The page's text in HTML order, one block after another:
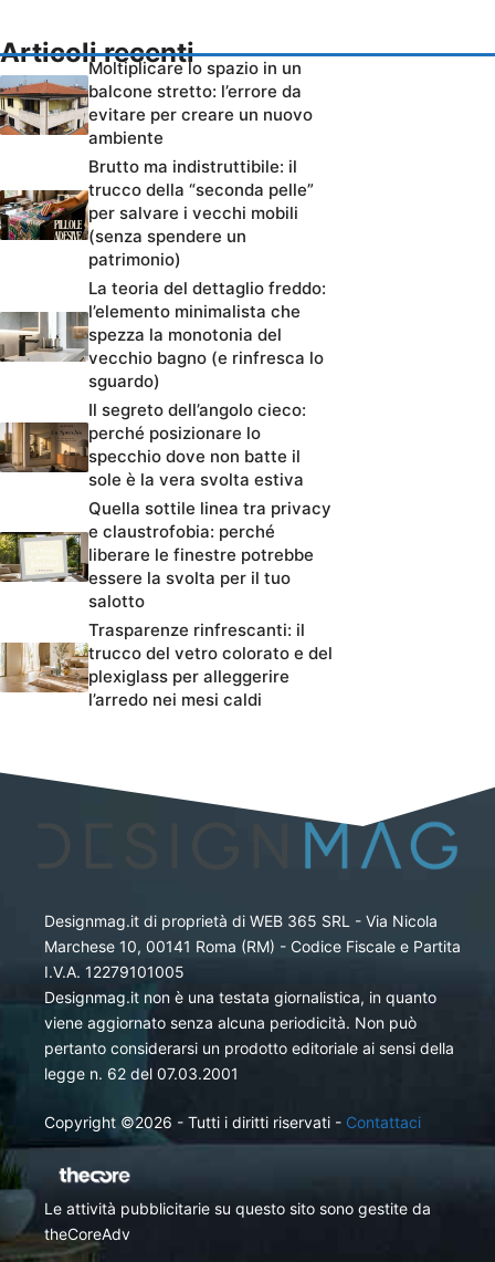
Articoli recenti
Moltiplicare lo spazio in un
balcone stretto: l’errore da
evitare per creare un nuovo
ambiente
Brutto ma indistruttibile: il
trucco della “seconda pelle”
per salvare i vecchi mobili
(senza spendere un
patrimonio)
La teoria del dettaglio freddo:
l’elemento minimalista che
spezza la monotonia del
vecchio bagno (e rinfresca lo
sguardo)
Il segreto dell’angolo cieco:
perché posizionare lo
specchio dove non batte il
sole è la vera svolta estiva
Quella sottile linea tra privacy
e claustrofobia: perché
liberare le finestre potrebbe
essere la svolta per il tuo
salotto
Trasparenze rinfrescanti: il
trucco del vetro colorato e del
plexiglass per alleggerire
l’arredo nei mesi caldi
Designmag.it di proprietà di WEB 365 SRL - Via Nicola
Marchese 10, 00141 Roma (RM) - Codice Fiscale e Partita
I.V.A. 12279101005
Designmag.it non è una testata giornalistica, in quanto
viene aggiornato senza alcuna periodicità. Non può
pertanto considerarsi un prodotto editoriale ai sensi della
legge n. 62 del 07.03.2001
Copyright ©2026 - Tutti i diritti riservati - Contattaci
Le attività pubblicitarie su questo sito sono gestite da
theCoreAdv